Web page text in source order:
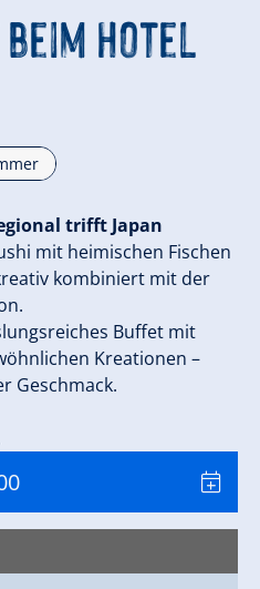
Hotel
trifft Japan
mit heimischen Fischen
kombiniert mit der
Buffet mit
Kreationen –
Geschmack.